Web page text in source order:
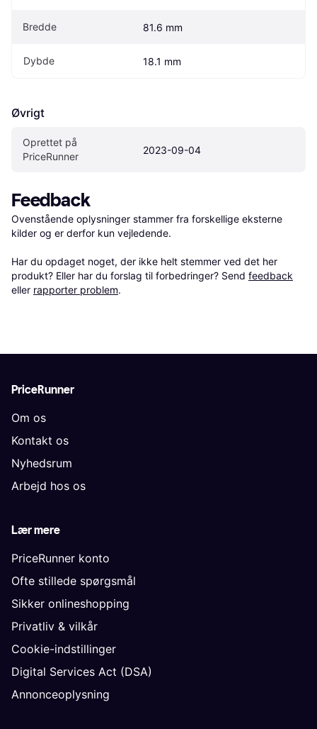
Bredde 81.6 mm
Dybde 18.1 mm
Øvrigt
Oprettet på
PriceRunner
2023-09-04
Feedback
Ovenstående oplysninger stammer fra forskellige eksterne
kilder og er derfor kun vejledende.
Har du opdaget noget, der ikke helt stemmer ved det her
produkt? Eller har du forslag til forbedringer? Send feedback
eller rapporter problem.
PriceRunner
Om os
Kontakt os
Nyhedsrum
Arbejd hos os
Lær mere
PriceRunner konto
Ofte stillede spørgsmål
Sikker onlineshopping
Privatliv & vilkår
Cookie-indstillinger
Digital Services Act (DSA)
Annonceoplysning